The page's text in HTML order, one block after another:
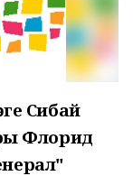
Сибай
Флорид